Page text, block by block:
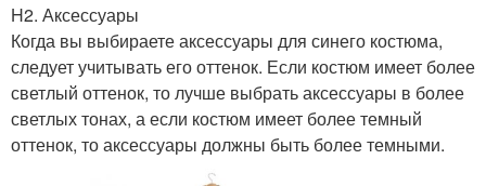
H2. Аксессуары
Когда вы выбираете аксессуары для синего костюма,
следует учитывать его оттенок. Если костюм имеет более
светлый оттенок, то лучше выбрать аксессуары в более
светлых тонах, а если костюм имеет более темный
оттенок, то аксессуары должны быть более темными.